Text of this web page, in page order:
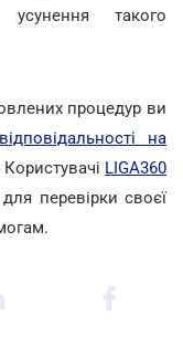
усунення такого
процедур ви
на
Користувачі LIGA360
перевірки своєї